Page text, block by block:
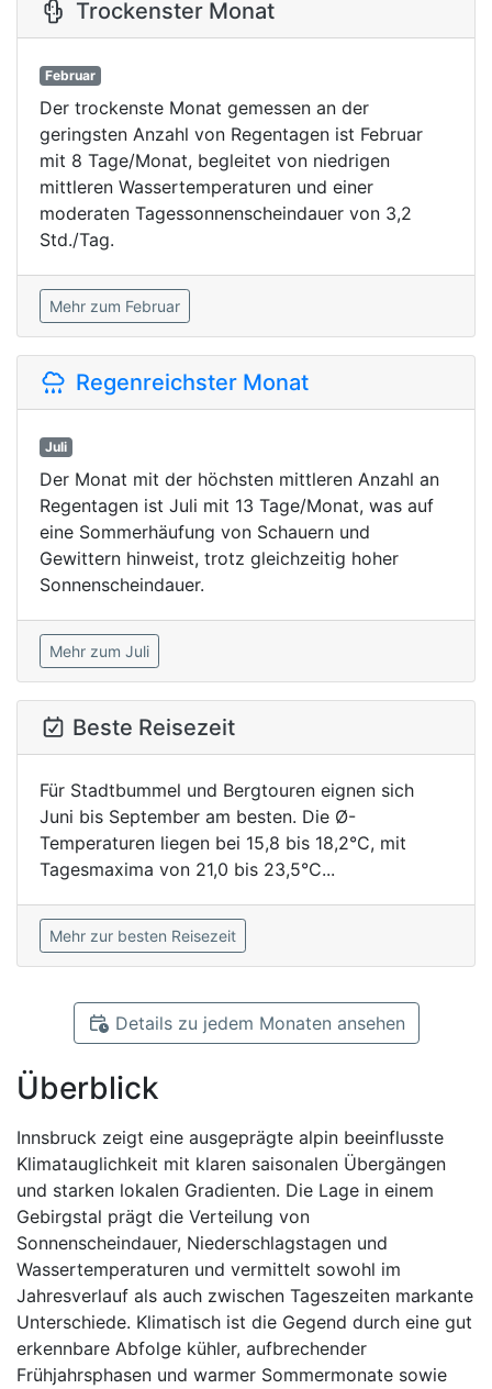
Trockenster Monat
Februar
Der trockenste Monat gemessen an der
geringsten Anzahl von Regentagen ist Februar
mit 8 Tage/Monat, begleitet von niedrigen
mittleren Wassertemperaturen und einer
moderaten Tagessonnenscheindauer von 3,2
Std./Tag.
Mehr zum Februar
Regenreichster Monat
Juli
Der Monat mit der höchsten mittleren Anzahl an
Regentagen ist Juli mit 13 Tage/Monat, was auf
eine Sommerhäufung von Schauern und
Gewittern hinweist, trotz gleichzeitig hoher
Sonnenscheindauer.
Mehr zum Juli
Beste Reisezeit
Für Stadtbummel und Bergtouren eignen sich
Juni bis September am besten. Die Ø-
Temperaturen liegen bei 15,8 bis 18,2°C, mit
Tagesmaxima von 21,0 bis 23,5°C...
Mehr zur besten Reisezeit
Details zu jedem Monaten ansehen
Überblick
Innsbruck zeigt eine ausgeprägte alpin beeinflusste
Klimatauglichkeit mit klaren saisonalen Übergängen
und starken lokalen Gradienten. Die Lage in einem
Gebirgstal prägt die Verteilung von
Sonnenscheindauer, Niederschlagstagen und
Wassertemperaturen und vermittelt sowohl im
Jahresverlauf als auch zwischen Tageszeiten markante
Unterschiede. Klimatisch ist die Gegend durch eine gut
erkennbare Abfolge kühler, aufbrechender
Frühjahrsphasen und warmer Sommermonate sowie